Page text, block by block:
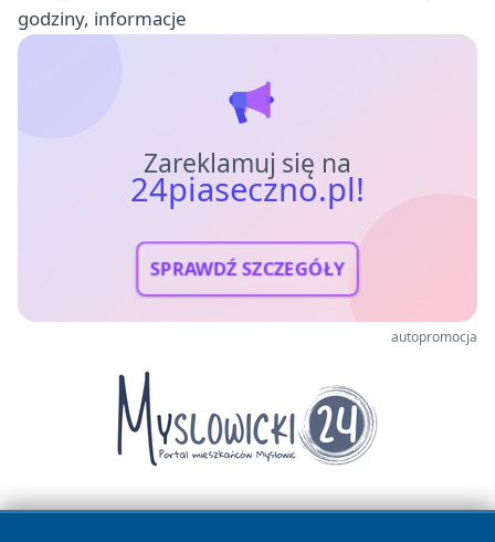
godziny, informacje
Zareklamuj się na
24piaseczno.pl!
SPRAWDŹ SZCZEGÓŁY
autopromocja